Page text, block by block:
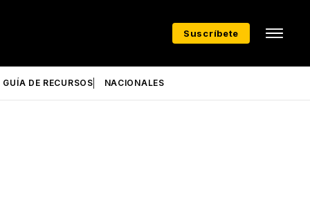
Suscríbete
GUÍA DE RECURSOS NACIONALES